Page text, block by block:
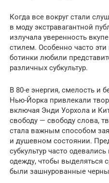
Когда все вокруг стали
в моду экстравагантной
излучала уверенность
стилем. Особенно часто
ботинки любили
различных субкультур.
В 80-е энергия, смелость и
Нью-Йорка привлекали
включая Энди Уорхола и
свободу — свободу слова,
стала важным способом
и душевном состоянии.
субкультур часто
одежду, чтобы выделяться
были зашнурованные